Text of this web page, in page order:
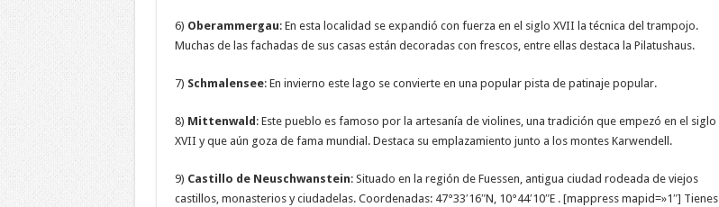
6) Oberammergau: En esta localidad se expandió con fuerza en el siglo XVII la técnica del trampojo.
Muchas de las fachadas de sus casas están decoradas con frescos, entre ellas destaca la Pilatushaus.
7) Schmalensee: En invierno este lago se convierte en una popular pista de patinaje popular.
8) Mittenwald : Este pueblo es famoso por la artesanía de violines, una tradición que empezó en el siglo
XVII y que aún goza de fama mundial. Destaca su emplazamiento junto a los montes Karwendell.
9) Castillo de Neuschwanstein: Situado en la región de Fuessen, antigua ciudad rodeada de viejos
castillos, monasterios y ciudadelas. Coordenadas: 47°33′16″N, 10°44′10″E . [mappress mapid=»1″] Tienes